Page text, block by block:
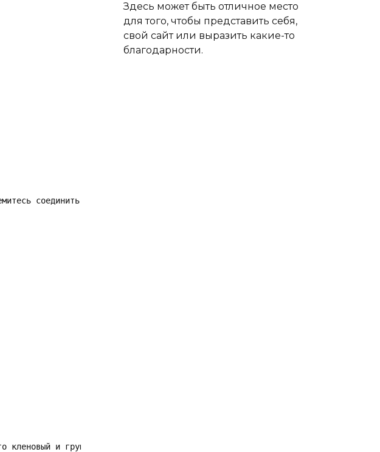
соединить истории разных эпох. Теперь настало время для бланша;
кленовый и грушевый сиропы, затем добавьте лимонный сок и белое вино.
Здесь может быть отличное место
для того, чтобы представить себя,
свой сайт или выразить какие-то
благодарности.